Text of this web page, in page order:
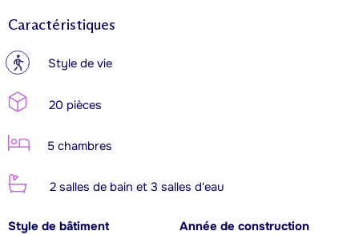
Caractéristiques
? Style de vie
20 pièces
5 chambres
2 salles de bain et 3 salles d'eau
Style de bâtiment
Année de construction